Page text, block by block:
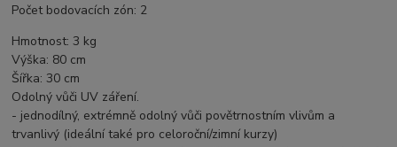
Počet bodovacích zón: 2
Hmotnost: 3 kg
Výška: 80 cm
Šířka: 30 cm
Odolný vůči UV záření.
- jednodílný, extrémně odolný vůči povětrnostním vlivům a
trvanlivý (ideální také pro celoroční/zimní kurzy)